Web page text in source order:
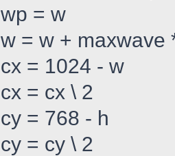
wp = w
w = w + maxwave
cx = 1024 - w
cx = cx \ 2
cy = 768 - h
cy = cy \ 2